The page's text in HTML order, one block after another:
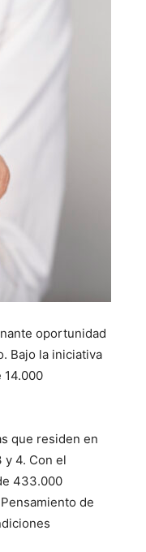
oportunidad
Bajo la iniciativa
14.000
que residen en
y 4. Con el
433.000
de